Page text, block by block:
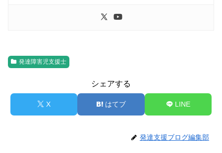
発達障害児支援士
シェアする
X はてブ LINE
発達支援ブログ編集部